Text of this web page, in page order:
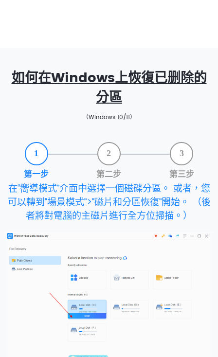
如何在Windows上恢復已删除的
分區
（Windows 10/11）
1
第一步
2
第二步
3
第三步
在“嚮導模式”介面中選擇一個磁碟分區。 或者，您
可以轉到“場景模式”>“磁片和分區恢復”開始。 （後
者將對電腦的主磁片進行全方位掃描。）